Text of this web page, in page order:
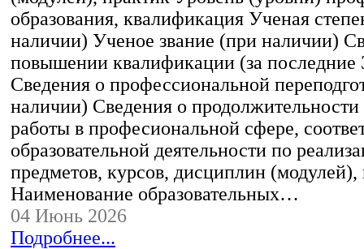
образования, квалификация Ученая
наличии) Ученое звание (при наличии)
повышении квалификации (за последние
Сведения о профессиональной
наличии) Сведения о
работы в професиональной сфере,
образовательной деятельности по
предметов, курсов, дисциплин (модулей),
Наименование образовательных…
04 Июнь 2026
Подробнее...